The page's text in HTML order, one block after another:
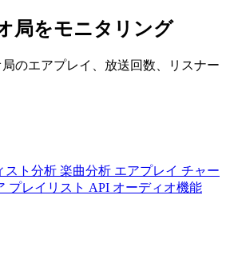
局をモニタリング
のエアプレイ、放送回数、リスナー
スト分析 楽曲分析 エアプレイ チャー
プレイリスト API オーディオ機能